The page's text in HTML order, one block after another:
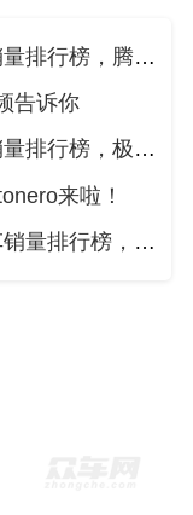
2025年8月40-45万纯电动车销量排行榜，腾势D9位居第二，第一名你绝对想不到
告诉你
2025年8月35-40万纯电动车销量排行榜，极氪001位居第二，第一名你绝对想不到
来啦！
2025年8月20-25万手自一体车销量排行榜，红旗HS5屈居第三，传祺GS8成最大黑马